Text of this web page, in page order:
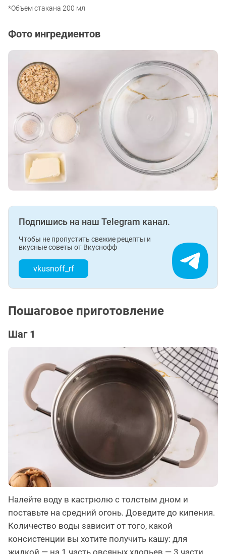
*Объем стакана 200 мл
Фото ингредиентов
Подпишись на наш Telegram канал.
Чтобы не пропустить свежие рецепты и
вкусные советы от Вкуснофф
vkusnoff_rf
Пошаговое приготовление
Шаг 1
Налейте воду в кастрюлю с толстым дном и
поставьте на средний огонь. Доведите до кипения.
Количество воды зависит от того, какой
консистенции вы хотите получить кашу: для
жидкой — на 1 часть овсяных хлопьев — 3 части